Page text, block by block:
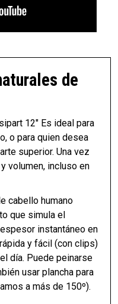
de
12" Es ideal para
o para quien desea
superior. Una vez
volumen, incluso en
cabello humano
que simula el
instantáneo en
y fácil (con clips)
día. Puede peinarse
usar plancha para
a más de 150º).